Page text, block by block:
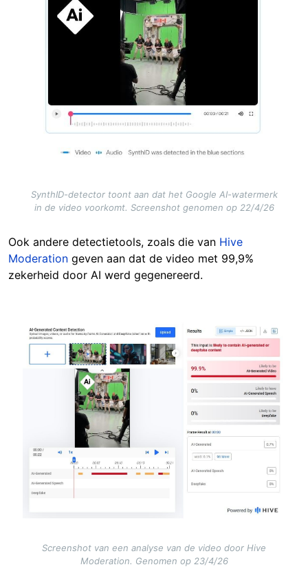
SynthID-detector toont aan dat het Google AI-watermerk
in de video voorkomt. Screenshot genomen op 22/4/26
Ook andere detectietools, zoals die van Hive
Moderation geven aan dat de video met 99,9%
zekerheid door AI werd gegenereerd.
Image
Screenshot van een analyse van de video door Hive
Moderation. Genomen op 23/4/26